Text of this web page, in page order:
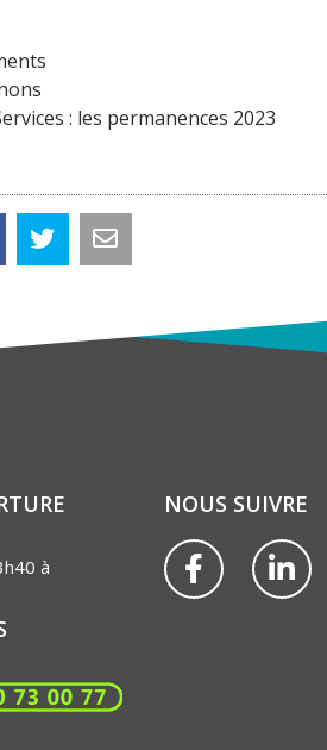
: les permanences 2023
à
NOUS SUIVRE
Lien
vers
Lien
vers